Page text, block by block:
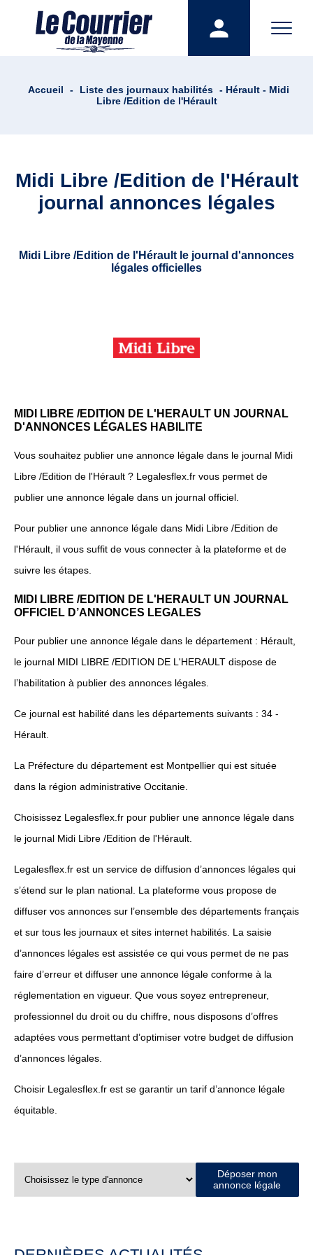
Accueil - Liste des journaux habilités - Hérault - Midi
Libre /Edition de l'Hérault
Midi Libre /Edition de l'Hérault
journal annonces légales
Midi Libre /Edition de l'Hérault le journal d'annonces
légales officielles
MIDI LIBRE /EDITION DE L'HERAULT UN JOURNAL
D'ANNONCES LÉGALES HABILITE
Vous souhaitez publier une annonce légale dans le journal Midi
Libre /Edition de l'Hérault ? Legalesflex.fr vous permet de
publier une annonce légale dans un journal officiel.
Pour publier une annonce légale dans Midi Libre /Edition de
l'Hérault, il vous suffit de vous connecter à la plateforme et de
suivre les étapes.
MIDI LIBRE /EDITION DE L'HERAULT UN JOURNAL
OFFICIEL D’ANNONCES LEGALES
Pour publier une annonce légale dans le département : Hérault,
le journal MIDI LIBRE /EDITION DE L'HERAULT dispose de
l’habilitation à publier des annonces légales.
Ce journal est habilité dans les départements suivants : 34 -
Hérault.
La Préfecture du département est Montpellier qui est située
dans la région administrative Occitanie.
Choisissez Legalesflex.fr pour publier une annonce légale dans
le journal Midi Libre /Edition de l'Hérault.
Legalesflex.fr est un service de diffusion d’annonces légales qui
s’étend sur le plan national. La plateforme vous propose de
diffuser vos annonces sur l’ensemble des départements français
et sur tous les journaux et sites internet habilités. La saisie
d’annonces légales est assistée ce qui vous permet de ne pas
faire d’erreur et diffuser une annonce légale conforme à la
réglementation en vigueur. Que vous soyez entrepreneur,
professionnel du droit ou du chiffre, nous disposons d’offres
adaptées vous permettant d’optimiser votre budget de diffusion
d’annonces légales.
Choisir Legalesflex.fr est se garantir un tarif d’annonce légale
équitable.
Déposer mon
annonce légale